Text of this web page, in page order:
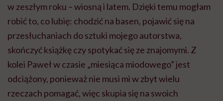
w zeszłym roku – wiosną i latem. Dzięki temu mogłam
robić to, co lubię: chodzić na basen, pojawić się na
przesłuchaniach do sztuki mojego autorstwa,
skończyć książkę czy spotykać się ze znajomymi. Z
kolei Paweł w czasie „miesiąca miodowego” jest
odciążony, ponieważ nie musi mi w zbyt wielu
rzeczach pomagać, więc skupia się na swoich